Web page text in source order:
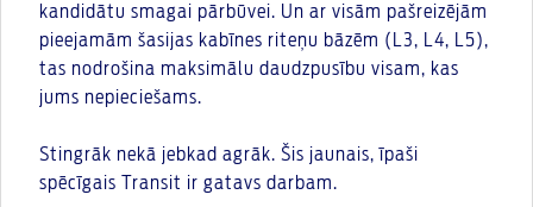
kandidātu smagai pārbūvei. Un ar visām pašreizējām
pieejamām šasijas kabīnes riteņu bāzēm (L3, L4, L5),
tas nodrošina maksimālu daudzpusību visam, kas
jums nepieciešams.
Stingrāk nekā jebkad agrāk. Šis jaunais, īpaši
spēcīgais Transit ir gatavs darbam.